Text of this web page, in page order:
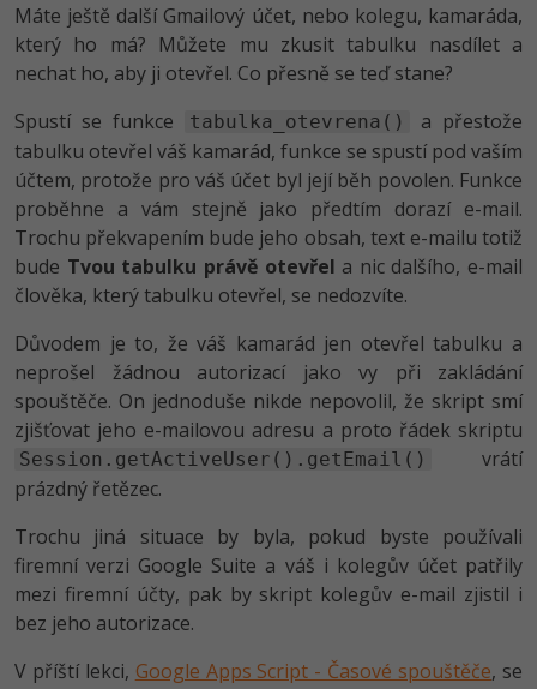
Máte ještě další Gmailový účet, nebo kolegu, kamaráda,
který ho má? Můžete mu zkusit tabulku nasdílet a
nechat ho, aby ji otevřel. Co přesně se teď stane?
Spustí se funkce
tabulka_otevrena()
a přestože
tabulku otevřel váš kamarád, funkce se spustí pod vaším
účtem, protože pro váš účet byl její běh povolen. Funkce
proběhne a vám stejně jako předtím dorazí e-mail.
Trochu překvapením bude jeho obsah, text e-mailu totiž
bude Tvou tabulku právě otevřel a nic dalšího, e-mail
člověka, který tabulku otevřel, se nedozvíte.
Důvodem je to, že váš kamarád jen otevřel tabulku a
neprošel žádnou autorizací jako vy při zakládání
spouštěče. On jednoduše nikde nepovolil, že skript smí
zjišťovat jeho e-mailovou adresu a proto řádek skriptu
Session.getActiveUser().getEmail()
vrátí
prázdný řetězec.
Trochu jiná situace by byla, pokud byste používali
firemní verzi Google Suite a váš i kolegův účet patřily
mezi firemní účty, pak by skript kolegův e-mail zjistil i
bez jeho autorizace.
V příští lekci, Google Apps Script - Časové spouštěče, se